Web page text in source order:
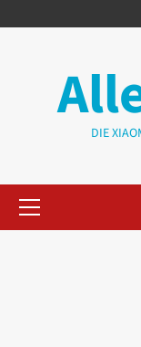
Inhalt
DIE
Menü